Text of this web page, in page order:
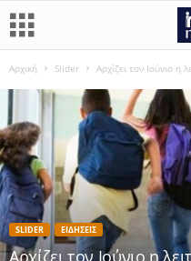
Αρχική Slider Αρχίζει τον Ιούνιο η
SLIDER ΕΙΔΗΣΕΙΣ